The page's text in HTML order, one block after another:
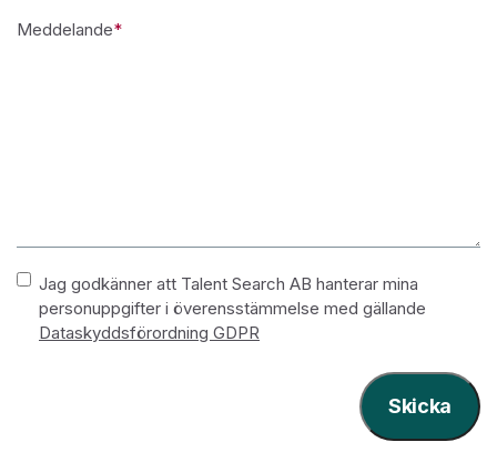
Meddelande*
Namnlös*
Jag godkänner att Talent Search AB hanterar mina
personuppgifter i överensstämmelse med gällande
Dataskyddsförordning GDPR